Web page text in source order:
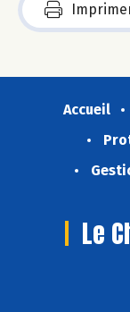
Accueil
Le